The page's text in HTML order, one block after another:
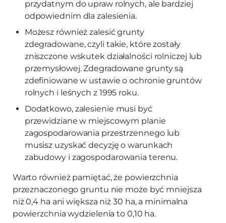
przydatnym do upraw rolnych, ale bardziej
odpowiednim dla zalesienia.
Możesz również zalesić grunty
zdegradowane, czyli takie, które zostały
zniszczone wskutek działalności rolniczej lub
przemysłowej. Zdegradowane grunty są
zdefiniowane w ustawie o ochronie gruntów
rolnych i leśnych z 1995 roku.
Dodatkowo, zalesienie musi być
przewidziane w miejscowym planie
zagospodarowania przestrzennego lub
musisz uzyskać decyzję o warunkach
zabudowy i zagospodarowania terenu.
Warto również pamiętać, że powierzchnia
przeznaczonego gruntu nie może być mniejsza
niż 0,4 ha ani większa niż 30 ha, a minimalna
powierzchnia wydzielenia to 0,10 ha.